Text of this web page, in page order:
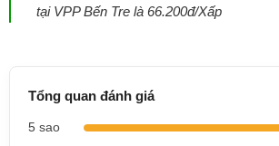
tại VPP Bến Tre là 66.200đ/Xấp
Tổng quan đánh giá
5 sao